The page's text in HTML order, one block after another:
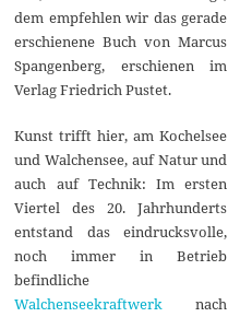
dem empfehlen wir das gerade
erschienene Buch von Marcus
Spangenberg, erschienen im
Verlag Friedrich Pustet.
Kunst trifft hier, am Kochelsee
und Walchensee, auf Natur und
auch auf Technik: Im ersten
Viertel des 20. Jahrhunderts
entstand das eindrucksvolle,
noch immer in Betrieb
befindliche
Walchenseekraftwerknach